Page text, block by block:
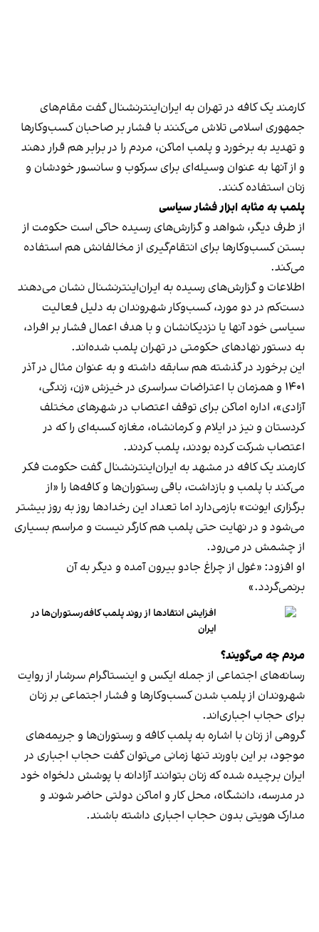
کارمند یک کافه در تهران به ایران‌اینترنشنال گفت مقام‌های
جمهوری اسلامی تلاش می‌کنند با فشار بر صاحبان کسب‌وکارها
و تهدید به برخورد و پلمب اماکن، مردم را در برابر هم قرار دهند
و از آنها به عنوان وسیله‌ای برای سرکوب و سانسور خودشان و
زنان استفاده کنند.
پلمب به مثابه ابزار فشار سیاسی
از طرف دیگر، شواهد و گزارش‌های رسیده حاکی است حکومت از
بستن کسب‌وکارها برای انتقام‌گیری از مخالفانش هم استفاده
می‌کند.
اطلاعات و گزارش‌های رسیده به ایران‌اینترنشنال نشان می‌دهند
دست‌کم در دو مورد، کسب‌وکار شهروندان به دلیل فعالیت
سیاسی خود آنها یا نزدیکانشان و با هدف اعمال فشار بر افراد،
به دستور نهادهای حکومتی در تهران پلمب شده‌اند.
این برخورد در گذشته هم سابقه داشته و به عنوان مثال در آذر
۱۴۰۱ و همزمان با اعتراضات سراسری در خیزش «زن، زندگی،
آزادی»، اداره اماکن برای توقف اعتصاب در شهرهای مختلف
کردستان و نیز در ایلام و کرمانشاه، مغازه کسبه‌ای را که در
اعتصاب شرکت کرده بودند، پلمب کردند.
کارمند یک کافه در مشهد به ایران‌اینترنشنال گفت حکومت فکر
می‌کند با پلمب و بازداشت، باقی رستوران‌ها و کافه‌ها را «از
برگزاری ایونت» بازمی‌دارد اما تعداد این رخدادها روز به روز بیشتر
می‌شود و در نهایت حتی پلمب هم کارگر نیست و مراسم بسیاری
از چشمش در می‌رود.
او افزود: «غول از چراغ جادو بیرون آمده و دیگر به آن
برنمی‎‌گردد.»
افزایش انتقادها از روند پلمب کافه‌رستوران‌ها در
ایران
مردم چه می‌گویند؟
رسانه‎‌های اجتماعی از جمله ایکس و اینستاگرام سرشار از روایت
شهروندان از پلمب شدن کسب‌وکارها و فشار اجتماعی بر زنان
برای حجاب اجباری‌اند.
گروهی از زنان با اشاره به پلمب کافه و رستوران‌ها و جریمه‌های
موجود، بر این باورند تنها زمانی می‌توان گفت حجاب اجباری در
ایران برچیده شده که زنان بتوانند آزادانه با پوشش دلخواه خود
در مدرسه، دانشگاه، محل کار و اماکن دولتی حاضر شوند و
مدارک هویتی بدون حجاب اجباری داشته باشند.